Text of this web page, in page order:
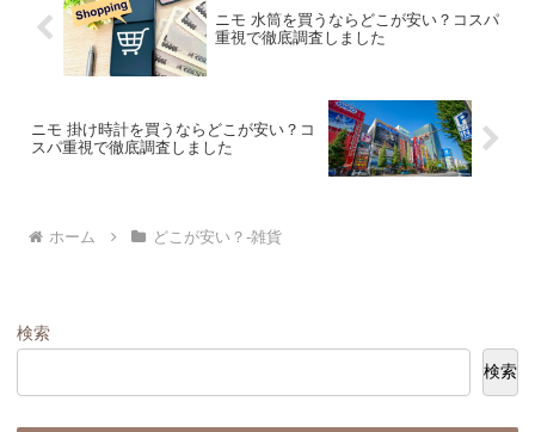
ニモ 水筒を買うならどこが安い？コスパ
重視で徹底調査しました
ニモ 掛け時計を買うならどこが安い？コ
スパ重視で徹底調査しました
ホーム どこが安い？-雑貨
検索
検索